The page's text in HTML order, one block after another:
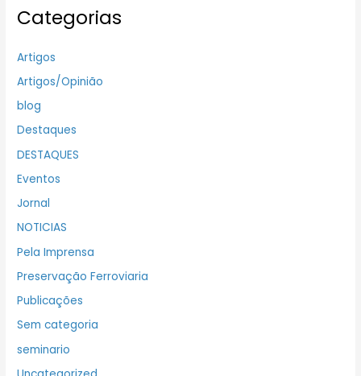
Categorias
Artigos
Artigos/Opinião
blog
Destaques
DESTAQUES
Eventos
Jornal
NOTICIAS
Pela Imprensa
Preservação Ferroviaria
Publicações
Sem categoria
seminario